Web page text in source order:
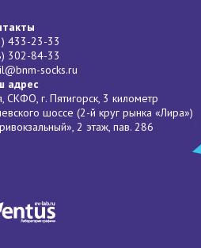
433-23-33
302-84-33
socks.ru
адрес
СКФО, г. Пятигорск, 3 километр
шоссе (2-й круг рынка «Лира»)
2 этаж, пав. 286